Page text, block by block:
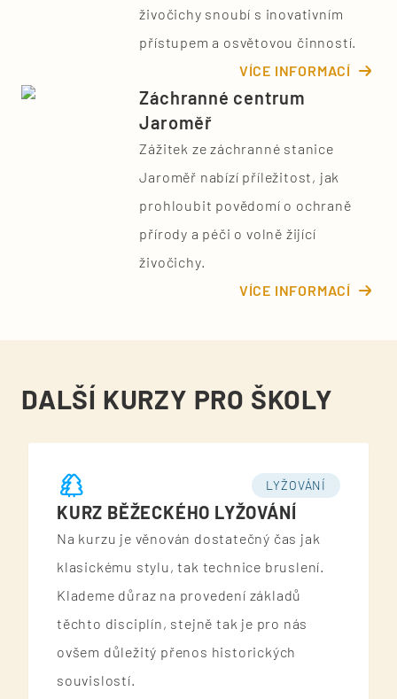
živočichy snoubí s inovativním
přístupem a osvětovou činností.
VÍCE INFORMACÍ
Záchranné centrum
Jaroměř
Zážitek ze záchranné stanice
Jaroměř nabízí příležitost, jak
prohloubit povědomí o ochraně
přírody a péči o volně žijící
živočichy.
VÍCE INFORMACÍ
DALŠÍ KURZY PRO ŠKOLY
LYŽOVÁNÍ
KURZ BĚŽECKÉHO LYŽOVÁNÍ
Na kurzu je věnován dostatečný čas jak
klasickému stylu, tak technice bruslení.
Klademe důraz na provedení základů
těchto disciplín, stejně tak je pro nás
ovšem důležitý přenos historických
souvislostí.